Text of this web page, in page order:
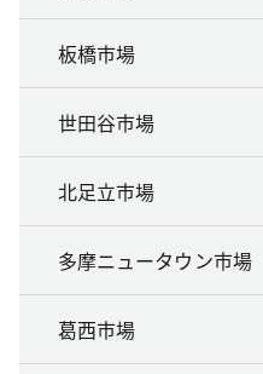
板橋市場
世田谷市場
北足立市場
多摩ニュータウン市場
葛西市場